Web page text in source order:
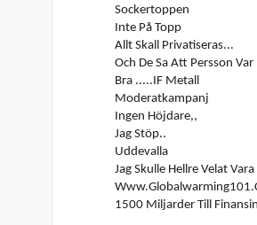
Sockertoppen
Inte På Topp
Allt Skall Privatiseras...
Och De Sa Att Persson Var
Bra .....IF Metall
Moderatkampanj
Ingen Höjdare,,
Jag Stöp..
Uddevalla
Jag Skulle Hellre Velat
1500 Miljarder Till